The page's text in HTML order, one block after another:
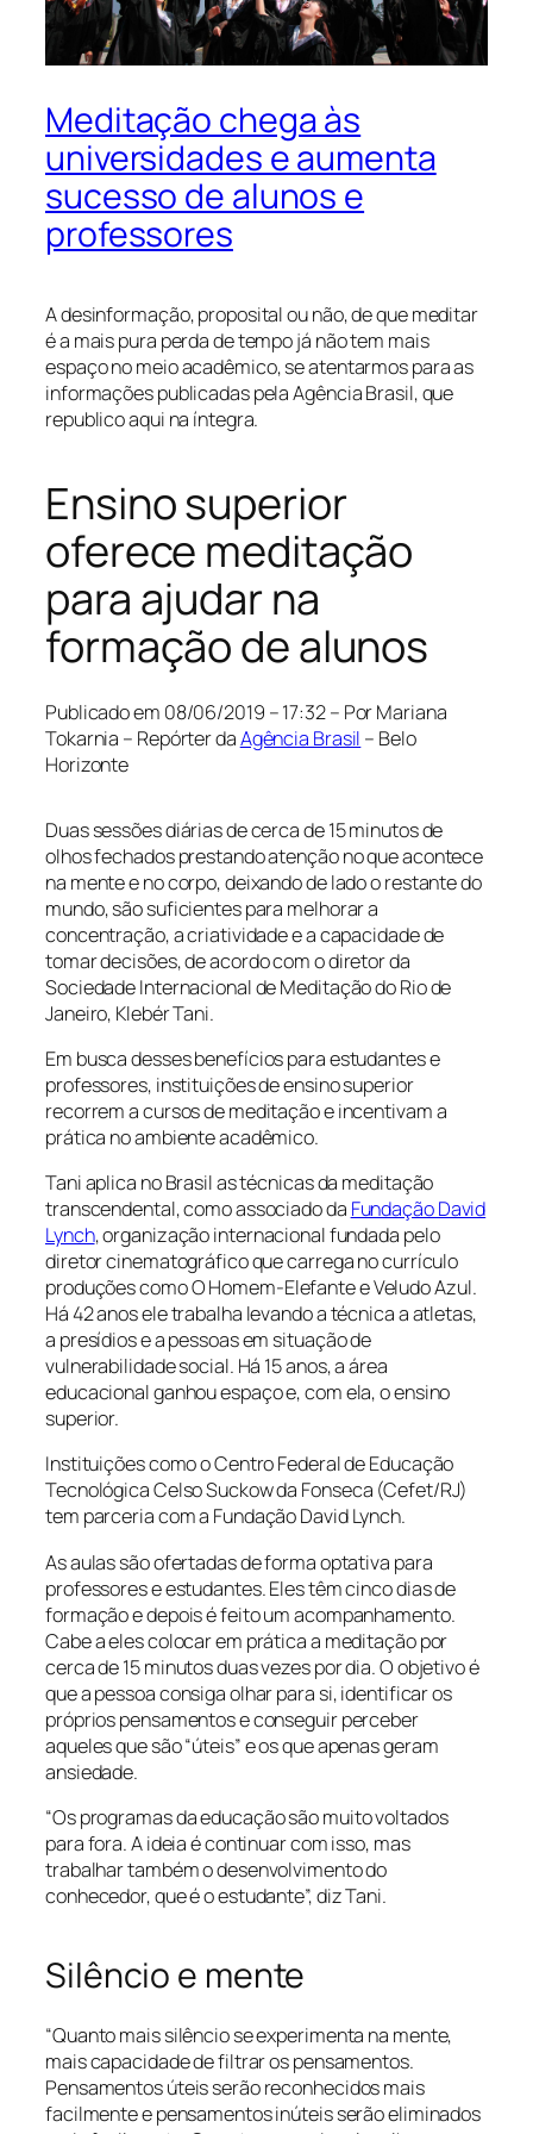
Meditação chega às
universidades e aumenta
sucesso de alunos e
professores
A desinformação, proposital ou não, de que meditar
é a mais pura perda de tempo já não tem mais
espaço no meio acadêmico, se atentarmos para as
informações publicadas pela Agência Brasil, que
republico aqui na íntegra.
Ensino superior
oferece meditação
para ajudar na
formação de alunos
Publicado em 08/06/2019 – 17:32 – PorMariana
Tokarnia – Repórter daAgência Brasil – Belo
Horizonte
Duas sessões diárias de cerca de 15 minutos de
olhos fechados prestando atenção no que acontece
na mente e no corpo, deixando de lado o restante do
mundo, são suficientes para melhorar a
concentração, a criatividade e a capacidade de
tomar decisões, de acordo com o diretor da
Sociedade Internacional de Meditação do Rio de
Janeiro, Klebér Tani.
Em busca desses benefícios para estudantes e
professores, instituições de ensino superior
recorrem a cursos de meditação e incentivam a
prática no ambiente acadêmico.
Tani aplica no Brasil as técnicas da meditação
transcendental, como associado da Fundação David
Lynch, organização internacional fundada pelo
diretor cinematográfico que carrega no currículo
produções comoO Homem-ElefanteeVeludo Azul.
Há 42 anos ele trabalha levando a técnica a atletas,
a presídios e a pessoas em situação de
vulnerabilidade social. Há 15 anos, a área
educacional ganhou espaço e, com ela, o ensino
superior.
Instituições como o Centro Federal de Educação
Tecnológica Celso Suckow da Fonseca (Cefet/RJ)
tem parceria com a Fundação David Lynch.
As aulas são ofertadas de forma optativa para
professores e estudantes. Eles têm cinco dias de
formação e depois é feito um acompanhamento.
Cabe a eles colocar em prática a meditação por
cerca de 15 minutos duas vezes por dia. O objetivo é
que a pessoa consiga olhar para si, identificar os
próprios pensamentos e conseguir perceber
aqueles que são “úteis” e os que apenas geram
ansiedade.
“Os programas da educação são muito voltados
para fora. A ideia é continuar com isso, mas
trabalhar também o desenvolvimento do
conhecedor, que é o estudante”, diz Tani.
Silêncio e mente
“Quanto mais silêncio se experimenta na mente,
mais capacidade de filtrar os pensamentos.
Pensamentos úteis serão reconhecidos mais
facilmente e pensamentos inúteis serão eliminados